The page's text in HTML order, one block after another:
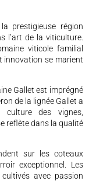
prestigieuse région
l’art de la viticulture.
viticole familial
innovation se marient
Gallet est imprégné
de la lignée Gallet a
des vignes,
reflète dans la qualité
sur les coteaux
exceptionnel. Les
avec passion